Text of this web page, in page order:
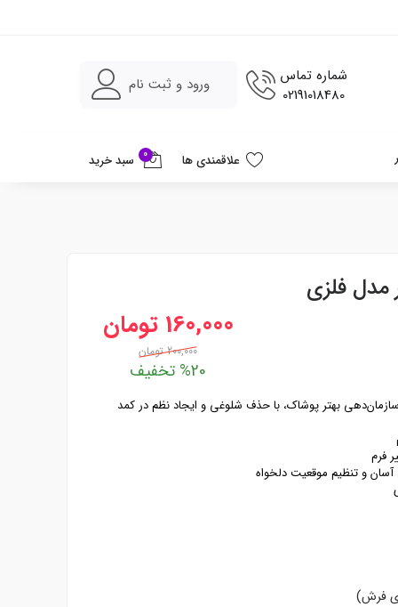
شماره تماس
02191018480
ورود و ثبت نام
علاقمندی ها 0 سبد خرید
مدل فلزی
160,000 تومان
200,000 تومان
%20 تخفیف
بهتر پوشاک، با حذف شلوغی و ایجاد نظم در کمد
فرم
فرش)